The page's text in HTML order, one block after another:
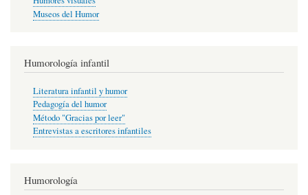
Museos del Humor
Humorología infantil
Literatura infantil y humor
Pedagogía del humor
Método "Gracias por leer"
Entrevistas a escritores infantiles
Humorología